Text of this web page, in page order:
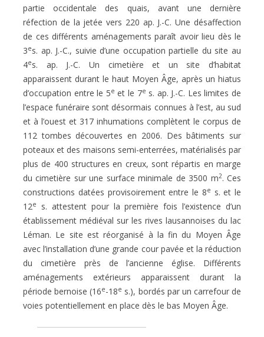
partie occidentale des quais, avant une dernière
réfection de la jetée vers 220 ap. J.-C. Une désaffection
de ces différents aménagements paraît avoir lieu dès le
3es. ap. J.-C., suivie d’une occupation partielle du site au
4es. ap. J.-C. Un cimetière et un site d’habitat
apparaissent durant le haut Moyen Âge, après un hiatus
d’occupation entrele 5e et le 7e s. ap. J.-C. Les limites de
l’espace funéraire sont désormais connues à l’est, au sud
et à l’ouest et 317 inhumations complètent le corpus de
112 tombes découvertes en 2006. Des bâtiments sur
poteaux et des maisons semi-enterrées, matérialisés par
plus de 400 structures en creux, sontrépartis en marge
du cimetière sur une surface minimale de 3500 m2. Ces
constructions datées provisoirement entre le 8e s. et le
12e s. attestent pour la première fois l’existence d’un
établissement médiéval sur les rives lausannoises du lac
Léman. Le site est réorganisé à la fin du Moyen Âge
avecl’installation d’une grande cour pavée et la réduction
du cimetière près de l’ancienne église. Différents
aménagements extérieurs apparaissent durant la
période bernoise(16e-18e s.), bordés par un carrefour de
voies potentiellement en place dès le bas Moyen Âge.